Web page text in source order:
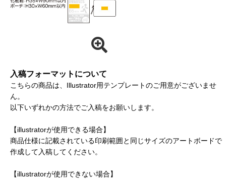
入稿フォーマットについて
こちらの商品は、Illustrator用テンプレートのご用意がございませ
ん。
以下いずれかの方法でご入稿をお願いします。
【illustratorが使用できる場合】
商品仕様に記載されている印刷範囲と同じサイズのアートボードで
作成して入稿してください。
【illustratorが使用できない場合】